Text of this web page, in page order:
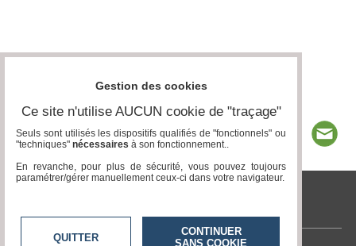
tvlocale.fr
Gestion des cookies
Ce site n'utilise AUCUN cookie de "traçage"
Seuls sont utilisés les dispositifs qualifiés de "fonctionnels" ou
"techniques" nécessaires à son fonctionnement..
En revanche, pour plus de sécurité, vous pouvez toujours
paramétrer/gérer manuellement ceux-ci dans votre navigateur.
QUITTER
CONTINUER
SANS COOKIE